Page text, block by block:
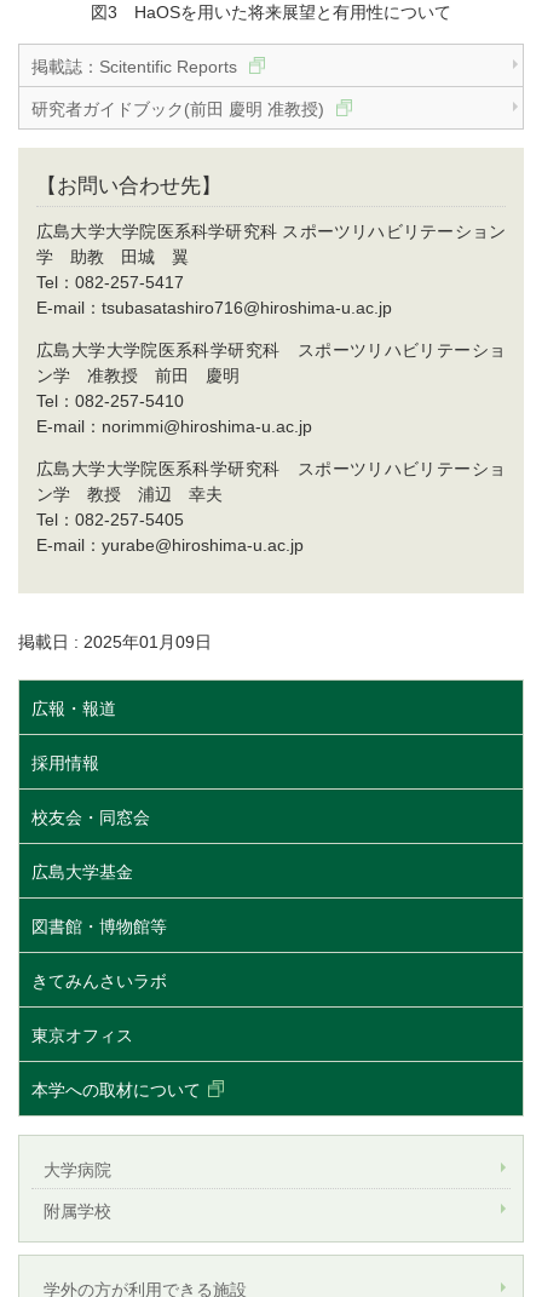
図3 HaOSを用いた将来展望と有用性について
掲載誌：Scitentific Reports
研究者ガイドブック(前田 慶明 准教授)
【お問い合わせ先】
広島大学大学院医系科学研究科 スポーツリハビリテーション
学 助教 田城 翼
Tel：082-257-5417
E-mail：tsubasatashiro716@hiroshima-u.ac.jp
広島大学大学院医系科学研究科 スポーツリハビリテーショ
ン学 准教授 前田 慶明
Tel：082-257-5410
E-mail：norimmi@hiroshima-u.ac.jp
広島大学大学院医系科学研究科 スポーツリハビリテーショ
ン学 教授 浦辺 幸夫
Tel：082-257-5405
E-mail：yurabe@hiroshima-u.ac.jp
掲載日 : 2025年01月09日
広報・報道
採用情報
校友会・同窓会
広島大学基金
図書館・博物館等
きてみんさいラボ
東京オフィス
本学への取材について
大学病院
附属学校
学外の方が利用できる施設